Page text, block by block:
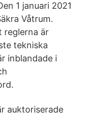
1 januari 2021
Våtrum.
reglerna är
tekniska
inblandade i
auktoriserade